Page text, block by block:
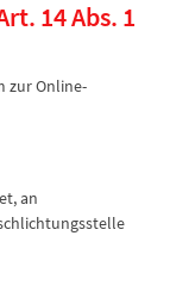
14 Abs. 1
zur Online-
an